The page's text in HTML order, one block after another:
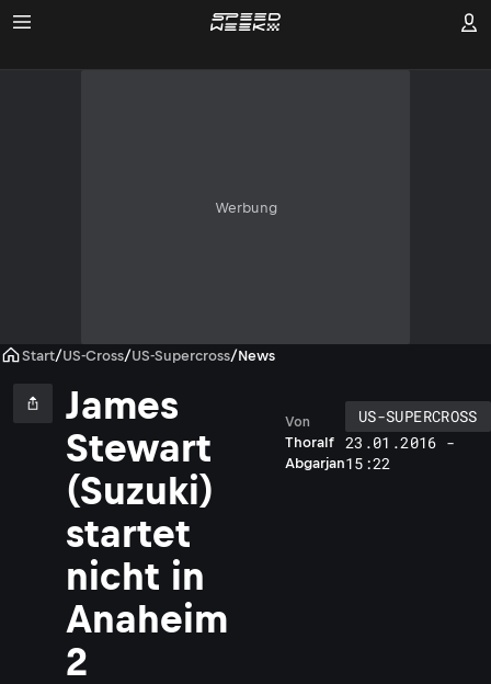
Werbung
Start/US-Cross/US-Supercross/News
James
Stewart
(Suzuki)
startet
nicht in
Anaheim
2
Thoralf
Abgarjan
Von
US-SUPERCROSS
23.01.2016 -
15:22